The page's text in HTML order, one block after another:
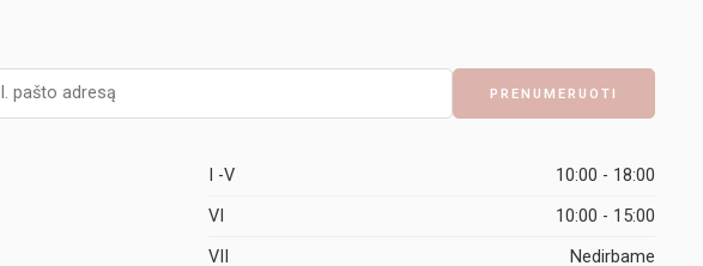
I -V
10:00 - 18:00
VI
10:00 - 15:00
VII
Nedirbame